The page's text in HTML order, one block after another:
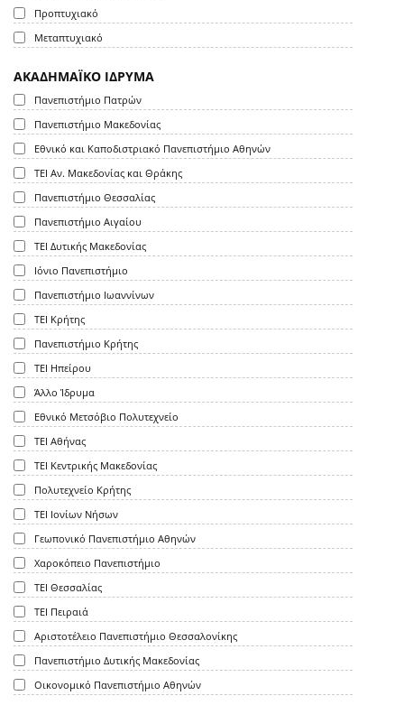
Προπτυχιακό
Μεταπτυχιακό
ΑΚΑΔΗΜΑΪΚΟ ΙΔΡΥΜΑ
Πανεπιστήμιο Πατρών
Πανεπιστήμιο Μακεδονίας
Εθνικό και Καποδιστριακό Πανεπιστήμιο Αθηνών
ΤΕΙ Αν. Μακεδονίας και Θράκης
Πανεπιστήμιο Θεσσαλίας
Πανεπιστήμιο Αιγαίου
ΤΕΙ Δυτικής Μακεδονίας
Ιόνιο Πανεπιστήμιο
Πανεπιστήμιο Ιωαννίνων
ΤΕΙ Κρήτης
Πανεπιστήμιο Κρήτης
ΤΕΙ Ηπείρου
Άλλο Ίδρυμα
Εθνικό Μετσόβιο Πολυτεχνείο
ΤΕΙ Αθήνας
ΤΕΙ Κεντρικής Μακεδονίας
Πολυτεχνείο Κρήτης
ΤΕΙ Ιονίων Νήσων
Γεωπονικό Πανεπιστήμιο Αθηνών
Χαροκόπειο Πανεπιστήμιο
ΤΕΙ Θεσσαλίας
ΤΕΙ Πειραιά
Αριστοτέλειο Πανεπιστήμιο Θεσσαλονίκης
Πανεπιστήμιο Δυτικής Μακεδονίας
Οικονομικό Πανεπιστήμιο Αθηνών